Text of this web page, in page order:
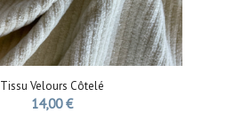
Tissu Velours Côtelé
14,00€